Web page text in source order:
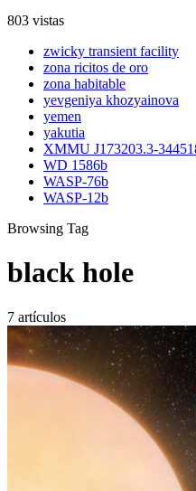
803 vistas
zwicky transient facility
zona ricitos de oro
zona habitable
yevgeniya khozyainova
yemen
yakutia
XMMU J173203.3-
WD 1586b
WASP-76b
WASP-12b
Browsing Tag
black hole
7 artículos